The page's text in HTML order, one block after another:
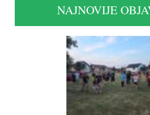
NAJNOVIJE